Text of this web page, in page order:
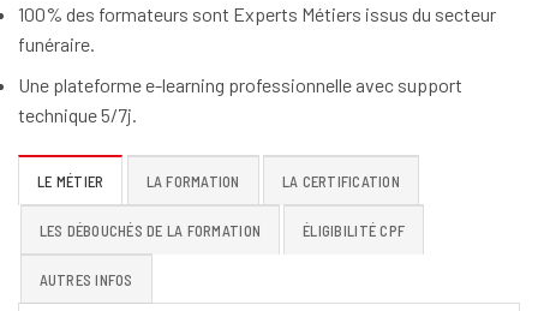
100% des formateurs sont Experts Métiers issus du secteur
funéraire.
Une plateforme e-learning professionnelle avec support
technique 5/7j.
LE MÉTIER LA FORMATION LA CERTIFICATION
LES DÉBOUCHÉS DE LA FORMATION ÉLIGIBILITÉ CPF
AUTRES INFOS